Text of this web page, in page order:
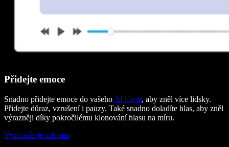
Přidejte emoce
Snadno přidejte emoce do vašeho AI hlasu, aby zněl více lidsky.
Přidejte důraz, vzrušení i pauzy. Také snadno doladíte hlas, aby zněl
výrazněji díky pokročilému klonování hlasu na míru.
Vyzkoušejte zdarma